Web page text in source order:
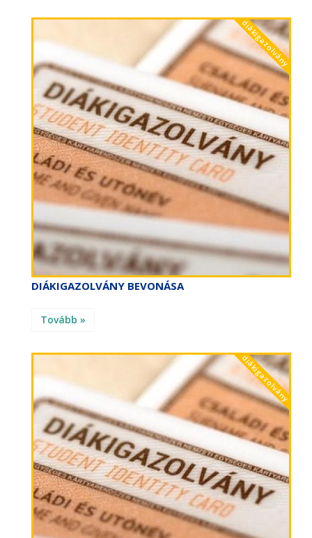
diákigazolvány
DIÁKIGAZOLVÁNY BEVONÁSA
Tovább »
diákigazolvány